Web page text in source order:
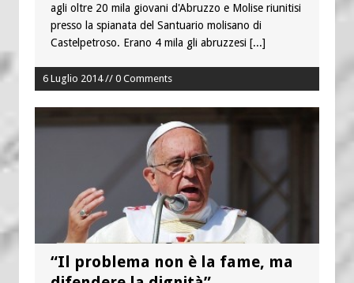
agli oltre 20 mila giovani d'Abruzzo e Molise riunitisi
presso la spianata del Santuario molisano di
Castelpetroso. Erano 4 mila gli abruzzesi [...]
6 Luglio 2014 // 0 Comments
“Il problema non è la fame, ma